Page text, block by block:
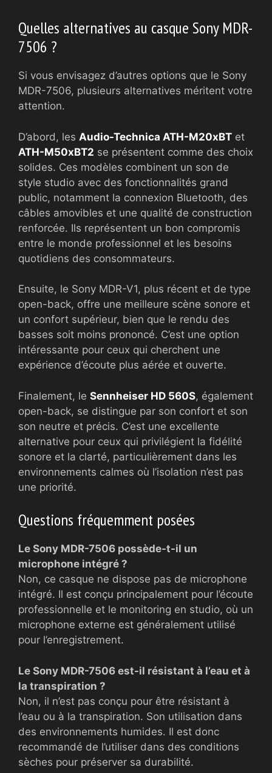
Quelles alternatives au casque Sony MDR-
7506 ?
Si vous envisagez d’autres options que le Sony
MDR-7506, plusieurs alternatives méritent votre
attention.
D’abord, les Audio-Technica ATH-M20xBT et
ATH-M50xBT2 se présentent comme des choix
solides. Ces modèles combinent un son de
style studio avec des fonctionnalités grand
public, notamment la connexion Bluetooth, des
câbles amovibles et une qualité de construction
renforcée. Ils représentent un bon compromis
entre le monde professionnel et les besoins
quotidiens des consommateurs.
Ensuite, le Sony MDR-V1, plus récent et de type
open-back, offre une meilleure scène sonore et
un confort supérieur, bien que le rendu des
basses soit moins prononcé. C’est une option
intéressante pour ceux qui cherchent une
expérience d’écoute plus aérée et ouverte.
Finalement, le Sennheiser HD 560S, également
open-back, se distingue par son confort et son
son neutre et précis. C’est une excellente
alternative pour ceux qui privilégient la fidélité
sonore et la clarté, particulièrement dans les
environnements calmes où l’isolation n’est pas
une priorité.
Questions fréquemment posées
Le Sony MDR-7506 possède-t-il un
microphone intégré ?
Non, ce casque ne dispose pas de microphone
intégré. Il est conçu principalement pour l’écoute
professionnelle et le monitoring en studio, où un
microphone externe est généralement utilisé
pour l’enregistrement.
Le Sony MDR-7506 est-il résistant à l’eau et à
la transpiration ?
Non, il n’est pas conçu pour être résistant à
l’eau ou à la transpiration. Son utilisation dans
des environnements humides. Il est donc
recommandé de l’utiliser dans des conditions
sèches pour préserver sa durabilité.